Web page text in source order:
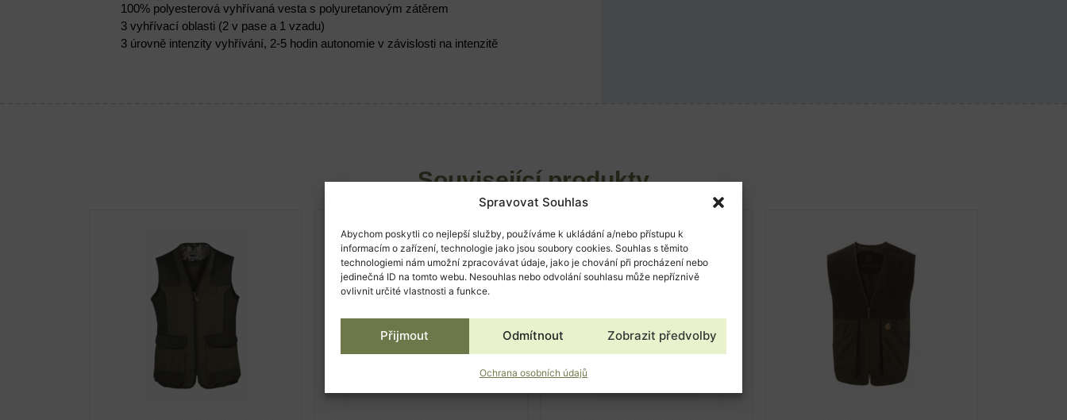
Spravovat Souhlas
Abychom poskytli co nejlepší služby, používáme k ukládání a/nebo přístupu k
informacím o zařízení, technologie jako jsou soubory cookies. Souhlas s těmito
technologiemi nám umožní zpracovávat údaje, jako je chování při procházení nebo
jedinečná ID na tomto webu. Nesouhlas nebo odvolání souhlasu může nepříznivě
ovlivnit určité vlastnosti a funkce.
Přijmout Odmítnout Zobrazit předvolby
Ochrana osobních údajů
100% polyesterová vyhřívaná vesta s polyuretanovým zátěrem
3 vyhřívací oblasti (2 v pase a 1 vzadu)
3 úrovně intenzity vyhřívání, 2-5 hodin autonomie v závislosti na intenzitě
Související produkty